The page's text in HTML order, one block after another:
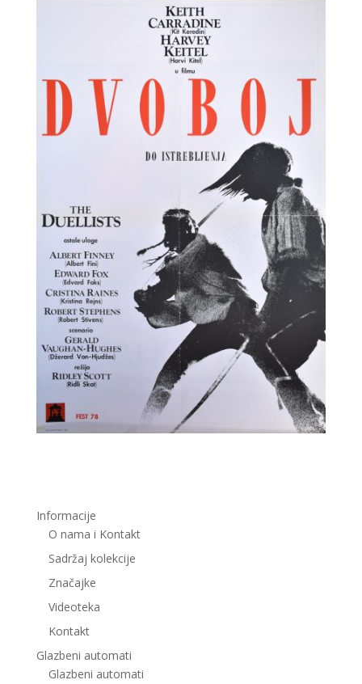
Informacije
O nama i Kontakt
Sadržaj kolekcije
Značajke
Videoteka
Kontakt
Glazbeni automati
Glazbeni automati